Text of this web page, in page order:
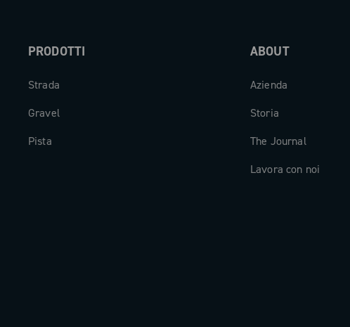
PRODOTTI
Strada
Gravel
Pista
ABOUT
Azienda
Storia
The Journal
Lavora con noi